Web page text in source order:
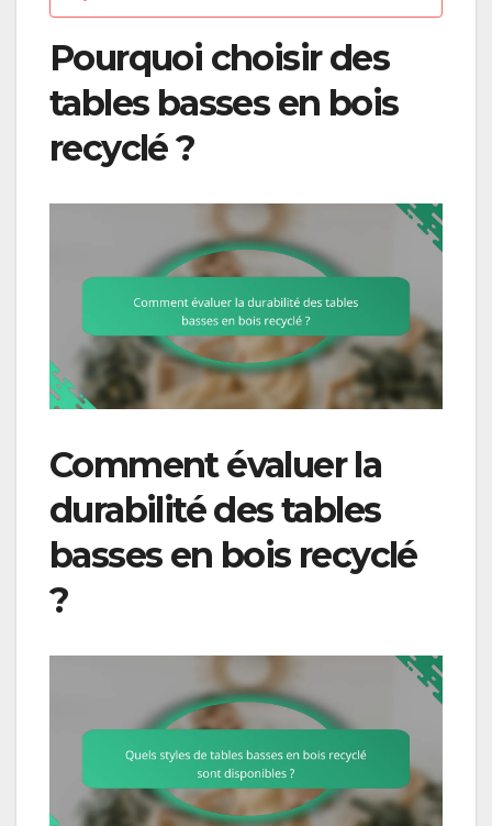
Pourquoi choisir des
tables basses en bois
recyclé ?
Comment évaluer la
durabilité des tables
basses en bois recyclé
?